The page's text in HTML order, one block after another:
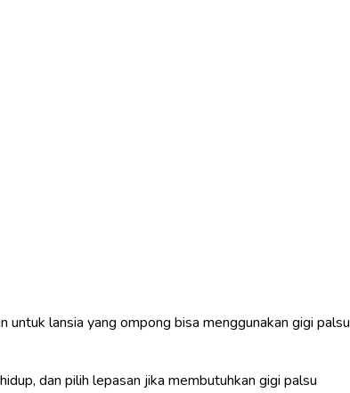
untuk lansia yang ompong bisa menggunakan gigi palsu
dan pilih lepasan jika membutuhkan gigi palsu